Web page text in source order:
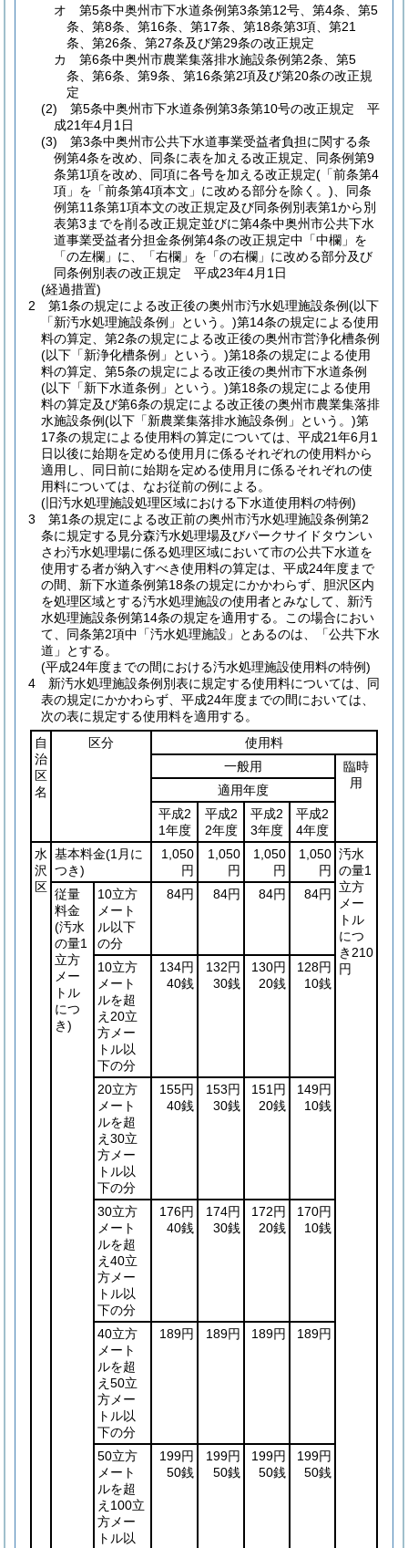
オ
第5条中奥州市下水道条例第3条第12号、第4条、第5
条、第8条、第16条、第17条、第18条第3項、第21
条、第26条、第27条及び第29条の改正規定
カ
第6条中奥州市農業集落排水施設条例第2条、第5
条、第6条、第9条、第16条第2項及び第20条の改正規
定
(2)
第5条中奥州市下水道条例第3条第10号の改正規定 平
成21年4月1日
(3)
第3条中奥州市公共下水道事業受益者負担に関する条
例第4条を改め、同条に表を加える改正規定、同条例第9
条第1項を改め、同項に各号を加える改正規定(「前条第4
項」を「前条第4項本文」に改める部分を除く。) 、同条
例第11条第1項本文の改正規定及び同条例別表第1から別
表第3までを削る改正規定並びに第4条中奥州市公共下水
道事業受益者分担金条例第4条の改正規定中「中欄」を
「の左欄」に、「右欄」を「の右欄」に改める部分及び
同条例別表の改正規定 平成23年4月1日
(経過措置)
2
第1条の規定による改正後の奥州市汚水処理施設条例(以下
「新汚水処理施設条例」という。)第14条の規定による使用
料の算定、第2条の規定による改正後の奥州市営浄化槽条例
(以下「新浄化槽条例」という。)第18条の規定による使用
料の算定、第5条の規定による改正後の奥州市下水道条例
(以下「新下水道条例」という。)第18条の規定による使用
料の算定及び第6条の規定による改正後の奥州市農業集落排
水施設条例(以下「新農業集落排水施設条例」という。)第
17条の規定による使用料の算定については、平成21年6月1
日以後に始期を定める使用月に係るそれぞれの使用料から
適用し、同日前に始期を定める使用月に係るそれぞれの使
用料については、なお従前の例による。
(旧汚水処理施設処理区域における下水道使用料の特例)
3
第1条の規定による改正前の奥州市汚水処理施設条例第2
条に規定する見分森汚水処理場及びパークサイドタウンい
さわ汚水処理場に係る処理区域において市の公共下水道を
使用する者が納入すべき使用料の算定は、平成24年度まで
の間、新下水道条例第18条の規定にかかわらず、胆沢区内
を処理区域とする汚水処理施設の使用者とみなして、新汚
水処理施設条例第14条の規定を適用する。
この場合におい
て、同条第2項中「汚水処理施設」とあるのは、「公共下水
道」とする。
(平成24年度までの間における汚水処理施設使用料の特例)
4
新汚水処理施設条例別表に規定する使用料については、同
表の規定にかかわらず、平成24年度までの間においては、
次の表に規定する使用料を適用する。
自
治
区
名
区分
使用料
一般用
臨時
用
適用年度
平成2
1年度
平成2
2年度
平成2
3年度
平成2
4年度
水
沢
区
基本料金(1月に
つき)
1,050
円
1,050
円
1,050
円
1,050
円
汚水
の量1
立方
メー
トル
につ
き210
円
従量
料金
(汚水
の量1
立方
メー
トル
につ
き)
10立方
メート
ル以下
の分
84円 84円 84円 84円
10立方
メート
ルを超
え20立
方メー
トル以
下の分
134円
40銭
132円
30銭
130円
20銭
128円
10銭
20立方
メート
ルを超
え30立
方メー
トル以
下の分
155円
40銭
153円
30銭
151円
20銭
149円
10銭
30立方
メート
ルを超
え40立
方メー
トル以
下の分
176円
40銭
174円
30銭
172円
20銭
170円
10銭
40立方
メート
ルを超
え50立
方メー
トル以
下の分
189円 189円 189円 189円
50立方
メート
ルを超
え100立
方メー
トル以
199円
50銭
199円
50銭
199円
50銭
199円
50銭